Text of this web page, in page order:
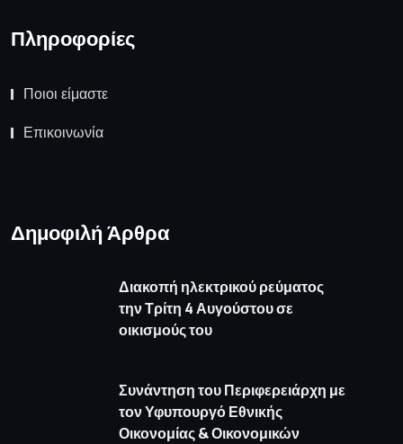
Πληροφορίες
Ποιοι είμαστε
Επικοινωνία
Δημοφιλή Άρθρα
Διακοπή ηλεκτρικού ρεύματος
την Τρίτη 4 Αυγούστου σε
οικισμούς του
Συνάντηση του Περιφερειάρχη με
τον Υφυπουργό Εθνικής
Οικονομίας & Οικονομικών